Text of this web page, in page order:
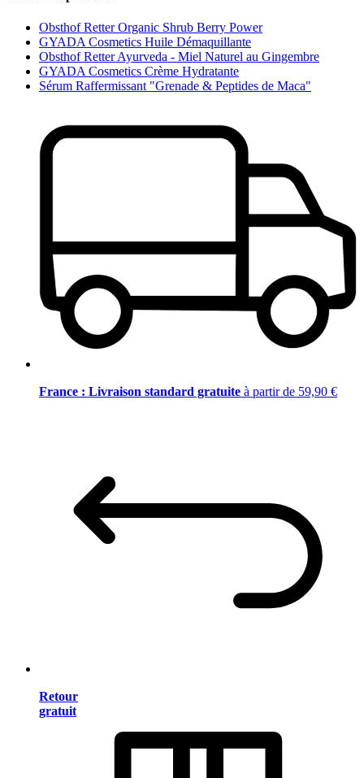
Obsthof Retter Organic Shrub Berry Power
GYADA Cosmetics Huile Démaquillante
Obsthof Retter Ayurveda - Miel Naturel au Gingembre
GYADA Cosmetics Crème Hydratante
Sérum Raffermissant "Grenade & Peptides de Maca"
France : Livraison standard gratuite à partir de 59,90 €
Retour
gratuit